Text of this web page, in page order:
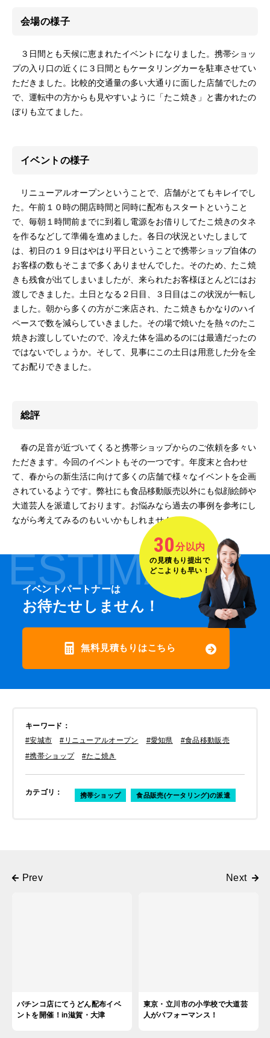
会場の様子
３日間とも天候に恵まれたイベントになりました。携帯ショッ
プの入り口の近くに３日間ともケータリングカーを駐車させてい
ただきました。比較的交通量の多い大通りに面した店舗でしたの
で、運転中の方からも見やすいように「たこ焼き」と書かれたの
ぼりも立てました。
イベントの様子
リニューアルオープンということで、店舗がとてもキレイでし
た。午前１０時の開店時間と同時に配布もスタートということ
で、毎朝１時間前までに到着し電源をお借りしてたこ焼きのタネ
を作るなどして準備を進めました。各日の状況といたしまして
は、初日の１９日はやはり平日ということで携帯ショップ自体の
お客様の数もそこまで多くありませんでした。そのため、たこ焼
きも残食が出てしまいましたが、来られたお客様ほとんどにはお
渡しできました。土日となる２日目、３日目はこの状況が一転し
ました。朝から多くの方がご来店され、たこ焼きもかなりのハイ
ペースで数を減らしていきました。その場で焼いたを熱々のたこ
焼きお渡ししていたので、冷えた体を温めるのには最適だったの
ではないでしょうか。そして、見事にこの土日は用意した分を全
てお配りできました。
総評
春の足音が近づいてくると携帯ショップからのご依頼を多々い
ただきます。今回のイベントもその一つです。年度末と合わせ
て、春からの新生活に向けて多くの店舗で様々なイベントを企画
されているようです。弊社にも食品移動販売以外にも似顔絵師や
大道芸人を派遣しております。お悩みなら過去の事例を参考にし
ながら考えてみるのもいいかもしれません。
ESTIMATE
イベントパートナーは
お待たせしません！
無料見積もりはこちら
30分以内
の見積もり提出で
どこよりも早い！
キーワード ：
#安城市
#リニューアルオープン #愛知県
#食品移動販売
#携帯ショップ
#たこ焼き
カテゴリ ： 携帯ショップ 食品販売(ケータリング)の派遣
パチンコ店にてうどん配布イベ
ントを開催！in滋賀・大津
東京・立川市の小学校で大道芸
人がパフォーマンス！